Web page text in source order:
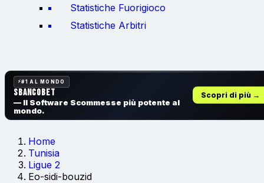
Statistiche Fuorigioco
Statistiche Arbitri
#1 AL MONDO
SbancoBet
— Il Software Scommesse più potente al
mondo.
Scopri di più →
Home
Tunisia
Ligue 2
Eo-sidi-bouzid